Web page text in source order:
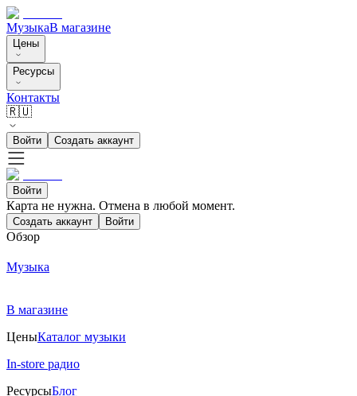
МузыкаВ магазине
Цены
Ресурсы
Контакты
🇷🇺
Войти Создать аккаунт
Войти
Карта не нужна. Отмена в любой момент.
Создать аккаунт Войти
Обзор
Музыка
В магазине
ЦеныКаталог музыки
In-store радио
РесурсыБлог